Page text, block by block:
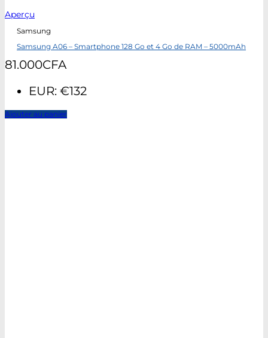
Aperçu
Samsung
Samsung A06 – Smartphone 128 Go et 4 Go de RAM – 5000mAh
81.000CFA
EUR: €132
Ajouter au panier